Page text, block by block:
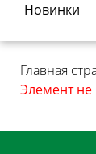
Новинки
Главная
Элемент не